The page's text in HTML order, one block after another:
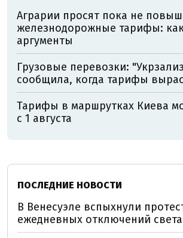
Аграрии просят пока не
железнодорожные тарифы:
аргументы
Грузовые перевозки:
сообщила, когда тарифы
Тарифы в маршрутках Киева
с 1 августа
ПОСЛЕДНИЕ НОВОСТИ
В Венесуэле вспыхнули
ежедневных отключений света